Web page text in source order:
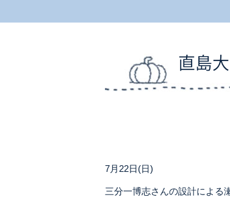
直島
7月22日(日)
三分一博志さんの設計による